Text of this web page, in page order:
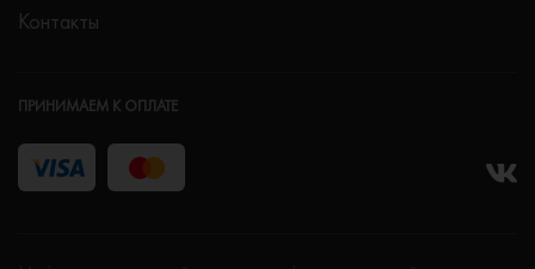
Контакты
ПРИНИМАЕМ К ОПЛАТЕ